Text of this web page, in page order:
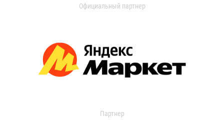
Официальный партнер
Партнер